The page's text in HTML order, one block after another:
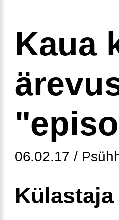
Kaua
06.02.17 /